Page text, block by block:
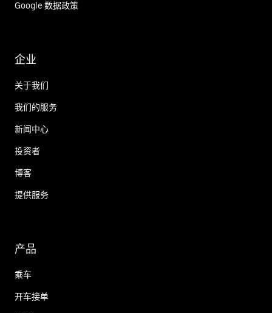
Google 数据政策
企业
关于我们
我们的服务
新闻中心
投资者
博客
提供服务
产品
乘车
开车接单